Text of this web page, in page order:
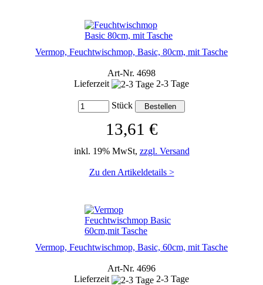
Vermop, Feuchtwischmop, Basic, 80cm, mit Tasche
Art-Nr. 4698
Lieferzeit
2-3 Tage
Stück
13,61 €
inkl. 19% MwSt, zzgl. Versand
Zu den Artikeldetails >
Vermop, Feuchtwischmop, Basic, 60cm, mit Tasche
Art-Nr. 4696
Lieferzeit
2-3 Tage